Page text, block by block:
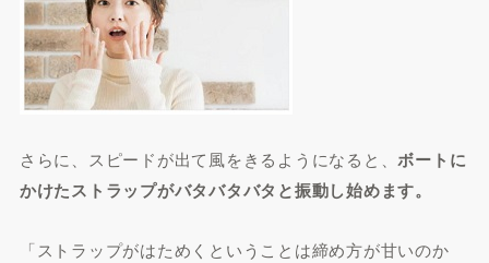
さらに、スピードが出て風をきるようになると、 ボートに
かけたストラップがバタバタバタと振動し始めます。
「ストラップがはためくということは締め方が甘いのか